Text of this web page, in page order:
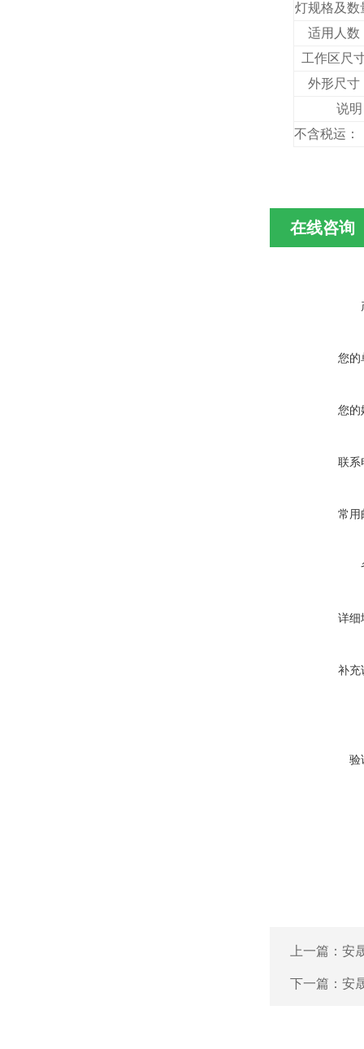
灯规格及数
适用人数
工作区尺
外形尺寸
说
不含
在线咨询
您的
您的
联系
常用
详细
补充
验
上一篇： 安
下一篇： 安